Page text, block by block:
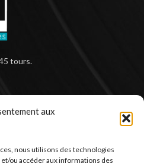
aux
nous utilisons des technologies
ou accéder aux informations des
tours.
B du CGI